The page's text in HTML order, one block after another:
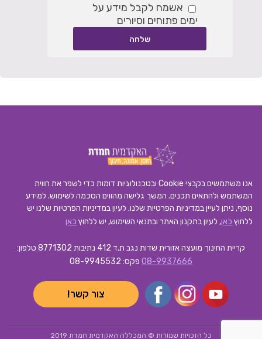
אשמח לקבל מידע על
ימים פתוחים וסיורים
צור קשר!
אנו משתמשים בקבצי Cookie ובטכנולוגיות דומות כדי לשפר את חווית
המשתמש ולהתאים תכנים. המשך גלישה מהווים הסכמה לשימוש. למידע
נוסף, ניתן לעיין במדיניות הפרטיות שלנו.לעיון במדיניות הפרטיות שלנו יש
ללחוץ כאן, לעיון בתקנון האתר ובתנאי השימוש, יש ללחוץ כאן
קריית החינוך מועצה אזורית שדות נגב ת.ד 412 נתיבות 8771302
טלפון:
08-9937666 פקס: 08-9945532
כל הזכויות שמורות © המכללה האקדמית חמדת 2019